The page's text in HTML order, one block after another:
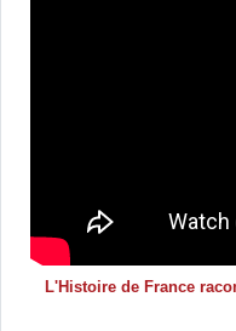
L'Histoire de France